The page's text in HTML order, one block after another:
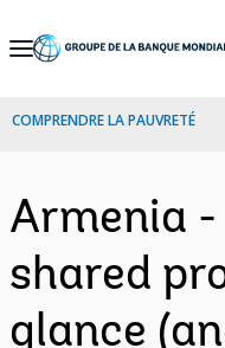
Skip
Navigation
COMPRENDRE LA PAUVRETÉ
Armenia
shared
glance